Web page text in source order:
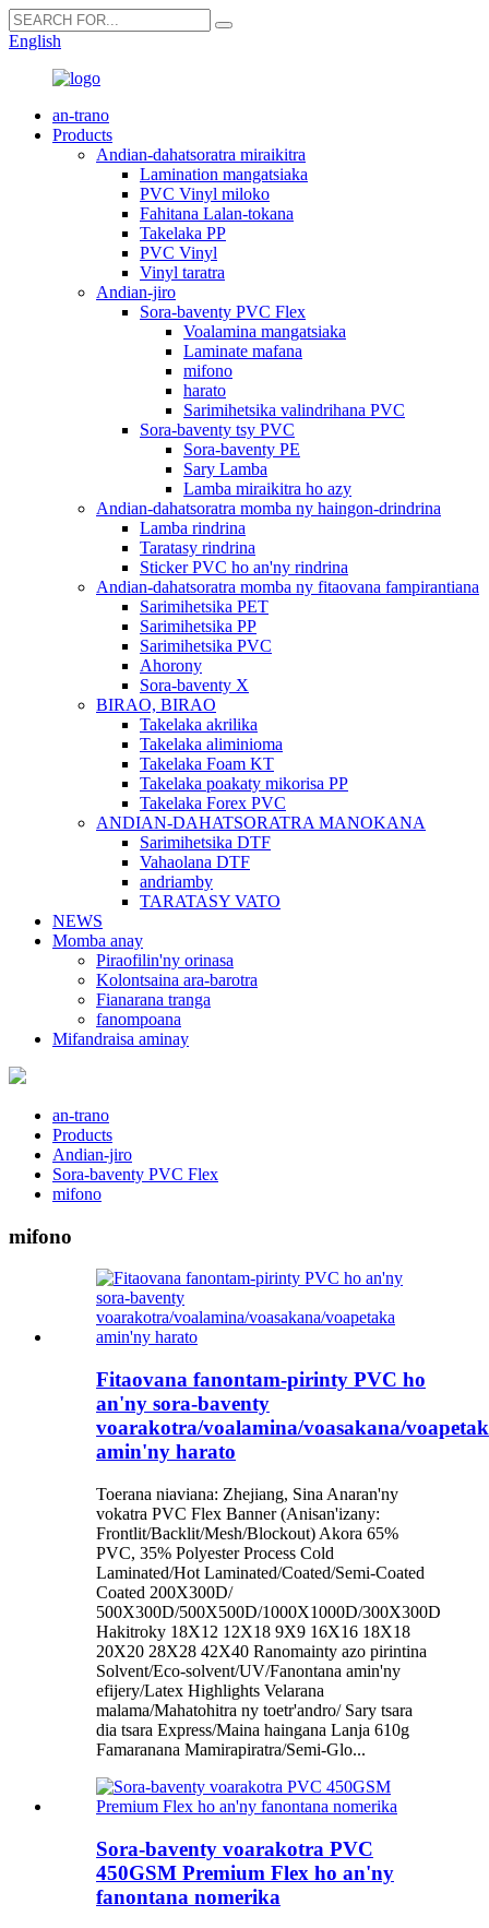
English
an-trano
Products
Andian-dahatsoratra miraikitra
Lamination mangatsiaka
PVC Vinyl miloko
Fahitana Lalan-tokana
Takelaka PP
PVC Vinyl
Vinyl taratra
Andian-jiro
Sora-baventy PVC Flex
Voalamina mangatsiaka
Laminate mafana
mifono
harato
Sarimihetsika valindrihana PVC
Sora-baventy tsy PVC
Sora-baventy PE
Sary Lamba
Lamba miraikitra ho azy
Andian-dahatsoratra momba ny haingon-drindrina
Lamba rindrina
Taratasy rindrina
Sticker PVC ho an'ny rindrina
Andian-dahatsoratra momba ny fitaovana fampirantiana
Sarimihetsika PET
Sarimihetsika PP
Sarimihetsika PVC
Ahorony
Sora-baventy X
BIRAO, BIRAO
Takelaka akrilika
Takelaka aliminioma
Takelaka Foam KT
Takelaka poakaty mikorisa PP
Takelaka Forex PVC
ANDIAN-DAHATSORATRA MANOKANA
Sarimihetsika DTF
Vahaolana DTF
andriamby
TARATASY VATO
NEWS
Momba anay
Piraofilin'ny orinasa
Kolontsaina ara-barotra
Fianarana tranga
fanompoana
Mifandraisa aminay
an-trano
Products
Andian-jiro
Sora-baventy PVC Flex
mifono
mifono
Fitaovana fanontam-pirinty PVC ho
an'ny sora-baventy
voarakotra/voalamina/voasakana/
amin'ny harato
Toerana niaviana: Zhejiang, Sina Anaran'ny
vokatra PVC Flex Banner (Anisan'izany:
Frontlit/Backlit/Mesh/Blockout) Akora 65%
PVC, 35% Polyester Process Cold
Laminated/Hot Laminated/Coated/Semi-Coated
Coated 200X300D/
500X300D/500X500D/1000X1000D/300X300D
Hakitroky 18X12 12X18 9X9 16X16 18X18
20X20 28X28 42X40 Ranomainty azo pirintina
Solvent/Eco-solvent/UV/Fanontana amin'ny
efijery/Latex Highlights Velarana
malama/Mahatohitra ny toetr'andro/ Sary tsara
dia tsara Express/Maina haingana Lanja 610g
Famaranana Mamirapiratra/Semi-Glo...
Sora-baventy voarakotra PVC
450GSM Premium Flex ho an'ny
fanontana nomerika